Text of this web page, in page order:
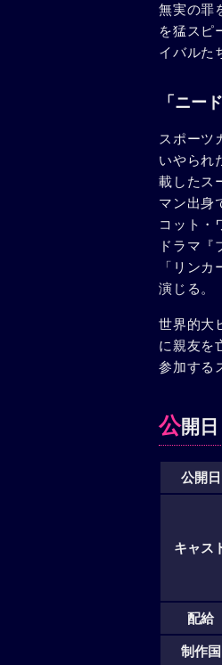
無実の罪
を猛スピ
イバルた
「ニー
スポーツ
いやられ
載したス
マン出身
コット・
ドラマ
「リン
演じる。
世界的大
に親友を
参加する
公開
公開日
キャス
配給
制作国